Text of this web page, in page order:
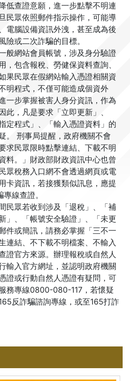
低查證意願，進一步點擊不明連
民眾依照郵件指示操作，可能導
電腦設備資訊外洩，甚至成為後
險或二次詐騙的目標。
般網站會員帳號，涉及身分驗證
，包含報稅、勞健保資料查詢、
果民眾在假網站輸入憑證相關資
明程式，不僅可能造成個資外
一步掌握被害人身分資訊，作為
此，凡是要求「立即更新」、
定程式」、「輸入憑證資料」的
。 刑事局提醒，政府機關不會
求民眾限時點擊連結、下載不明
料。」財政部財政資訊中心也曾
眾稅務入口網不會透過網頁或電
卡資訊，若接獲類似訊息，應提
線查證。
民眾若收到涉及「退稅」、「補
」、「帳號安全驗證」、「未更
件或簡訊，請務必掌握「三不一
連結、不下載不明檔案、不輸入
證官方來源。辦理報稅或自然人
輸入官方網址，並認明政府機關
證或行動自然人憑證有疑問，可
務專線0800-080-117，若懷疑
反詐騙諮詢專線，或至165打詐